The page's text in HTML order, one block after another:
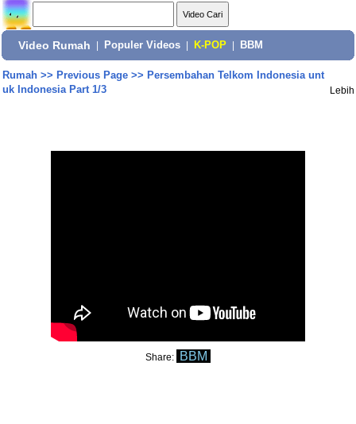
Video Rumah Populer Videos K-POP BBM
Rumah>> Previous Page>> Persembahan Telkom Indonesia unt
uk Indonesia Part 1/3
Lebih
Share: BBM